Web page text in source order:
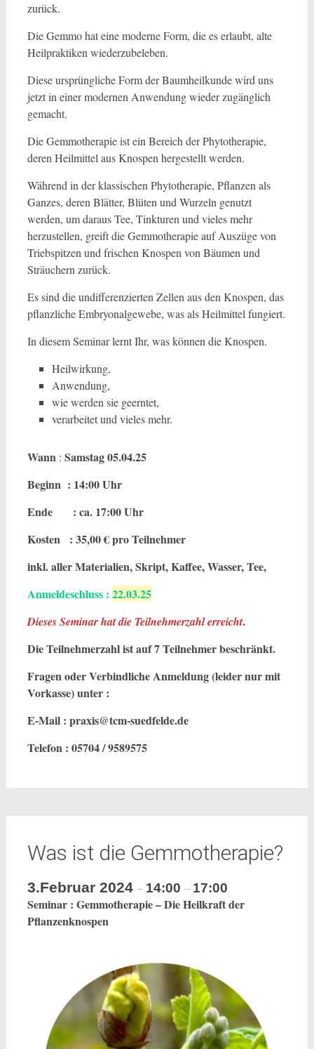
zurück.
Die Gemmo hat eine moderne Form, die es erlaubt, alte
Heilpraktiken wiederzubeleben.
Diese ursprüngliche Form der Baumheilkunde wird uns
jetzt in einer modernen Anwendung wieder zugänglich
gemacht.
Die Gemmotherapie ist ein Bereich der Phytotherapie,
deren Heilmittel aus Knospen hergestellt werden.
Während in der klassischen Phytotherapie, Pflanzen als
Ganzes, deren Blätter, Blüten und Wurzeln genutzt
werden, um daraus Tee, Tinkturen und vieles mehr
herzustellen, greift die Gemmotherapie auf Auszüge von
Triebspitzen und frischen Knospen von Bäumen und
Sträuchern zurück.
Es sind die undifferenzierten Zellen aus den Knospen, das
pflanzliche Embryonalgewebe, was als Heilmittel fungiert.
In diesem Seminar lernt Ihr, was können die Knospen.
Heilwirkung,
Anwendung,
wie werden sie geerntet,
verarbeitet und vieles mehr.
Wann : Samstag 05.04.25
Beginn : 14:00 Uhr
Ende : ca. 17:00 Uhr
Kosten : 35,00 € pro Teilnehmer
inkl. aller Materialien, Skript, Kaffee, Wasser, Tee,
Anmeldeschluss : 22.03.25
Dieses Seminar hat die Teilnehmerzahl erreicht.
Die Teilnehmerzahl ist auf 7 Teilnehmer beschränkt.
Fragen oder Verbindliche Anmeldung (leider nur mit
Vorkasse) unter :
E-Mail : praxis@tcm-suedfelde.de
Telefon : 05704 / 9589575
Was ist die Gemmotherapie?
3.Februar 2024 – 14:00 – 17:00
Seminar : Gemmotherapie – Die Heilkraft der
Pflanzenknospen